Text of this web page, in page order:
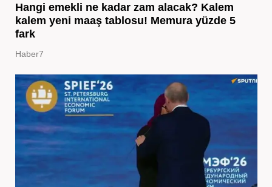
Hangi emekli ne kadar zam alacak? Kalem
kalem yeni maaş tablosu! Memura yüzde 5
fark
Haber7